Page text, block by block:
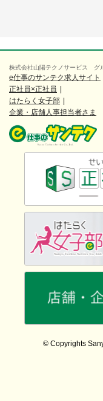
株式会社山陽テクノサービス グ
e仕事のサンテク求人サイト
正社員×正社員
はたらく女子部
企業・店舗人事担当者さま
© Copyrights